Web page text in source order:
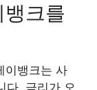
크를
이뱅크는 사
다. 금리가 오